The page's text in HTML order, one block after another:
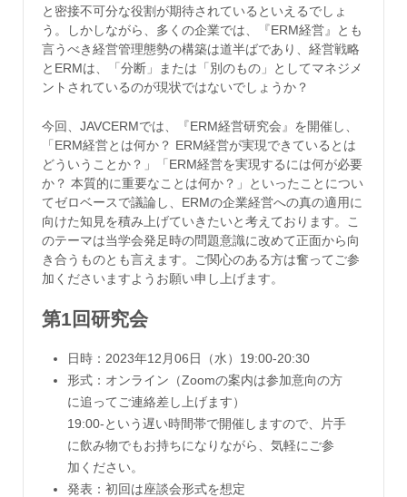
と密接不可分な役割が期待されているといえるでしょ
う。しかしながら、多くの企業では、『ERM経営』とも
言うべき経営管理態勢の構築は道半ばであり、経営戦略
とERMは、「分断」または「別のもの」としてマネジメ
ントされているのが現状ではないでしょうか？
今回、JAVCERMでは、『ERM経営研究会』を開催し、
「ERM経営とは何か？ ERM経営が実現できているとは
どういうことか？」「ERM経営を実現するには何が必要
か？ 本質的に重要なことは何か？」といったことについ
てゼロベースで議論し、ERMの企業経営への真の適用に
向けた知見を積み上げていきたいと考えております。こ
のテーマは当学会発足時の問題意識に改めて正面から向
き合うものとも言えます。ご関心のある方は奮ってご参
加くださいますようお願い申し上げます。
第1回研究会
日時：2023年12月06日（水）19:00-20:30
形式：オンライン（Zoomの案内は参加意向の方
に追ってご連絡差し上げます）
19:00-という遅い時間帯で開催しますので、片手
に飲み物でもお持ちになりながら、気軽にご参
加ください。
発表：初回は座談会形式を想定